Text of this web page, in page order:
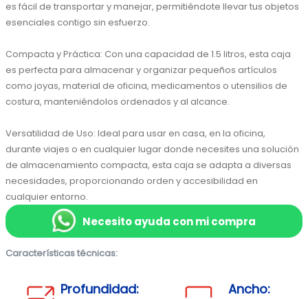
es fácil de transportar y manejar, permitiéndote llevar tus objetos
esenciales contigo sin esfuerzo.
Compacta y Práctica: Con una capacidad de 1.5 litros, esta caja
es perfecta para almacenar y organizar pequeños artículos
como joyas, material de oficina, medicamentos o utensilios de
costura, manteniéndolos ordenados y al alcance.
Versatilidad de Uso: Ideal para usar en casa, en la oficina,
durante viajes o en cualquier lugar donde necesites una solución
de almacenamiento compacta, esta caja se adapta a diversas
necesidades, proporcionando orden y accesibilidad en
cualquier entorno.
Necesito ayuda con mi compra
Características técnicas:
Profundidad:
Ancho: